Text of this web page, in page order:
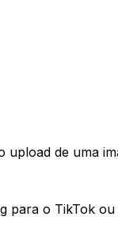
de uma
para o TikTok ou